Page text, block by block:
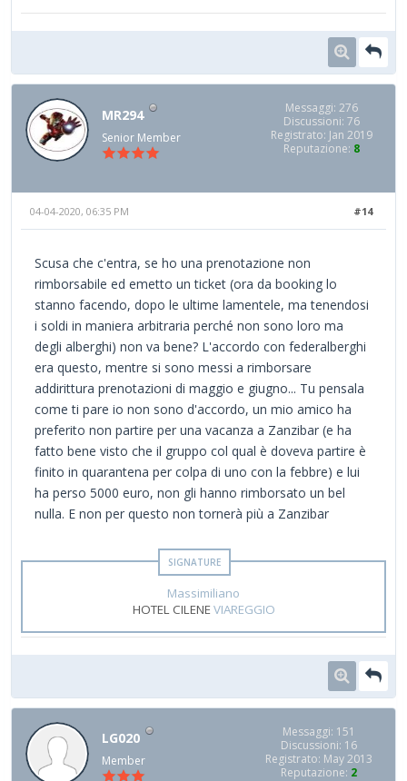
MR294
Senior Member
Messaggi: 276
Discussioni: 76
Registrato: Jan 2019
Reputazione: 8
#14
04-04-2020, 06:35 PM
Scusa che c'entra, se ho una prenotazione non
rimborsabile ed emetto un ticket (ora da booking lo
stanno facendo, dopo le ultime lamentele, ma tenendosi
i soldi in maniera arbitraria perché non sono loro ma
degli alberghi) non va bene? L'accordo con federalberghi
era questo, mentre si sono messi a rimborsare
addirittura prenotazioni di maggio e giugno... Tu pensala
come ti pare io non sono d'accordo, un mio amico ha
preferito non partire per una vacanza a Zanzibar (e ha
fatto bene visto che il gruppo col qual è doveva partire è
finito in quarantena per colpa di uno con la febbre) e lui
ha perso 5000 euro, non gli hanno rimborsato un bel
nulla. E non per questo non tornerà più a Zanzibar
Massimiliano
HOTEL CILENEVIAREGGIO
LG020
Member
Messaggi: 151
Discussioni: 16
Registrato: May 2013
Reputazione: 2